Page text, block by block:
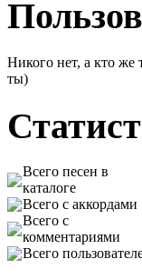
Никого нет, а кто же
ты)
Всего песен в
каталоге
Всего с аккордами
Всего с
комментариями
Всего